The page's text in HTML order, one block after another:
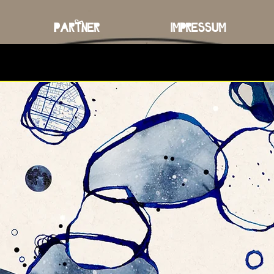
Partner Impressum